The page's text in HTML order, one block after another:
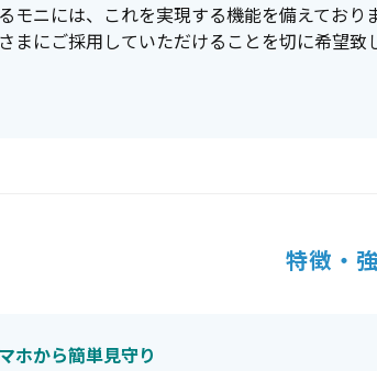
モニには、これを実現する機能を備えてお
まにご採用していただけることを切に希望致
特徴・
ホから簡単見守り